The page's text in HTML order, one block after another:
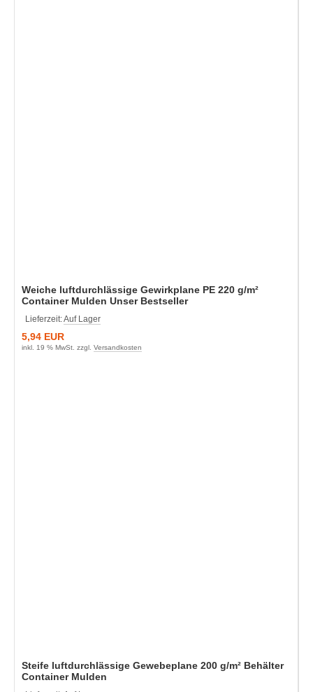
Weiche luftdurchlässige Gewirkplane PE 220 g/m²
Container Mulden Unser Bestseller
Lieferzeit:Auf Lager
5,94 EUR
inkl. 19 % MwSt. zzgl. Versandkosten
Steife luftdurchlässige Gewebeplane 200 g/m² Behälter
Container Mulden